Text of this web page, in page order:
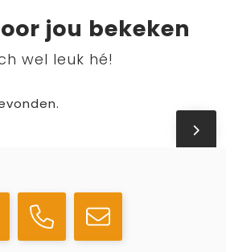
jou bekeken
wel leuk hé!